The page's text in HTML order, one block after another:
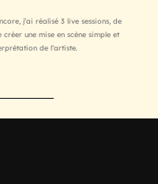
j’ai réalisé 3 live sessions, de
une mise en scène simple et
de l’artiste.